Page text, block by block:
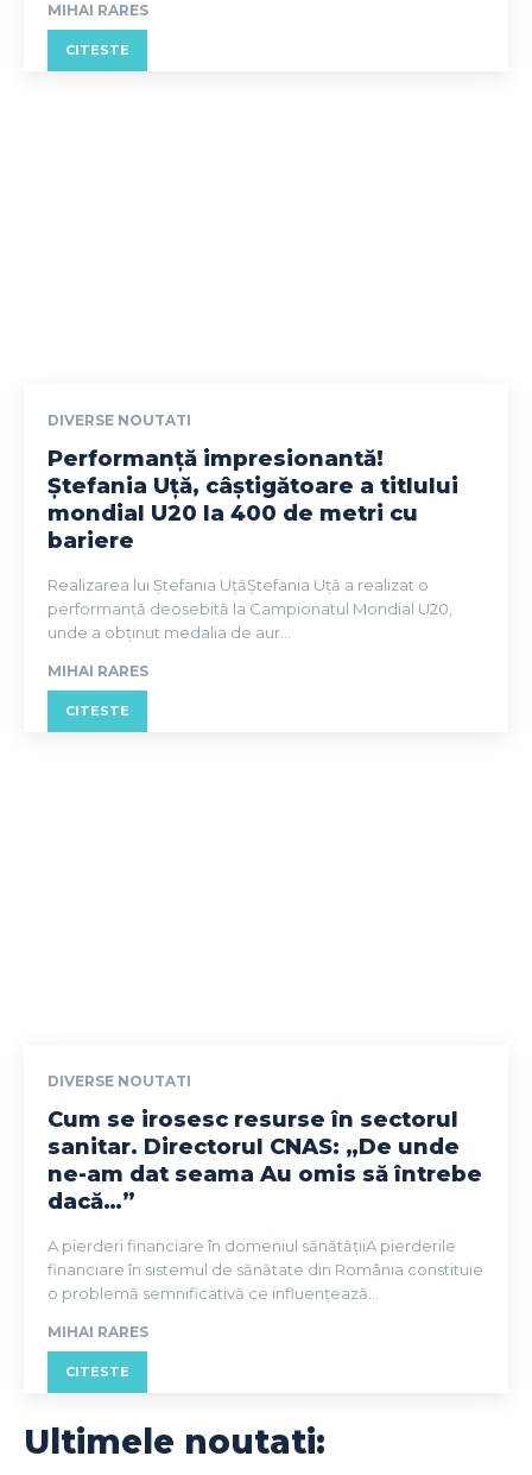
MIHAI RARES
CITESTE
DIVERSE NOUTATI
Performanță impresionantă!
Ștefania Uță, câștigătoare a titlului
mondial U20 la 400 de metri cu
bariere
Realizarea lui Ștefania UțăȘtefania Uță a realizat o
performanță deosebită la Campionatul Mondial U20,
unde a obținut medalia de aur...
MIHAI RARES
CITESTE
DIVERSE NOUTATI
Cum se irosesc resurse în sectorul
sanitar. Directorul CNAS: „De unde
ne-am dat seama Au omis să întrebe
dacă…”
A pierderi financiare în domeniul sănătățiiA pierderile
financiare în sistemul de sănătate din România constituie
o problemă semnificativă ce influențează...
MIHAI RARES
CITESTE
Ultimele noutati: